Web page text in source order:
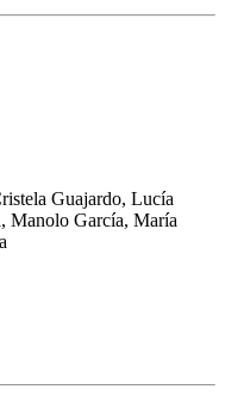
Guajardo, Lucía
Manolo García, María